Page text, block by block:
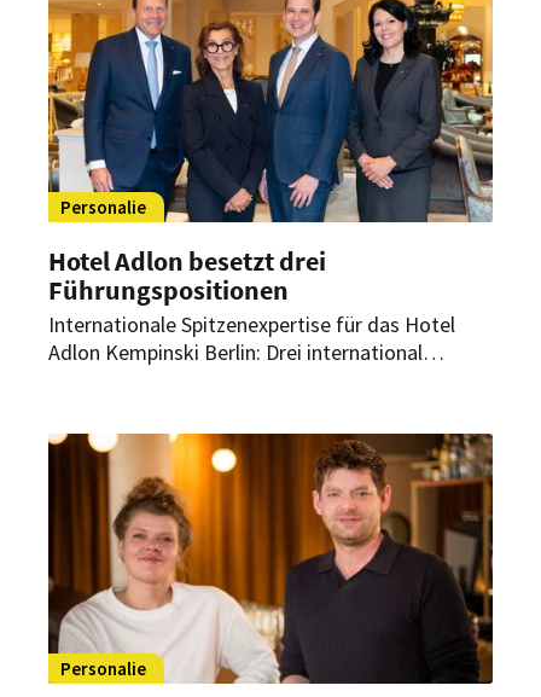
Personalie
Hotel Adlon besetzt drei
Führungspositionen
Internationale Spitzenexpertise für das Hotel
Adlon Kempinski Berlin: Drei international
übernehmen Schlüsselpositionen in den
Bereichen Gastronomie, Rooms Division und
Personal.
Personalie